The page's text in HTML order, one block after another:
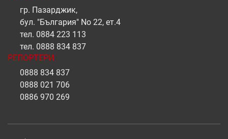
гр. Пазарджик,
бул. "България" No 22, ет.4
тел. 0884 223 113
тел. 0888 834 837
РЕПОРТЕРИ
0888 834 837
0888 021 706
0886 970 269